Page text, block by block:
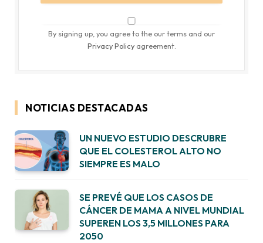
By signing up, you agree to the our terms and our
Privacy Policyagreement.
NOTICIAS DESTACADAS
UN NUEVO ESTUDIO DESCRUBRE
QUE EL COLESTEROL ALTO NO
SIEMPRE ES MALO
SE PREVÉ QUE LOS CASOS DE
CÁNCER DE MAMA A NIVEL MUNDIAL
SUPEREN LOS 3,5 MILLONES PARA
2050